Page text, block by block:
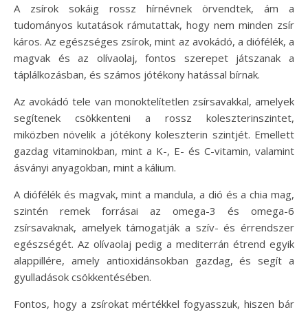
A zsírok sokáig rossz hírnévnek örvendtek, ám a
tudományos kutatások rámutattak, hogy nem minden zsír
káros. Az egészséges zsírok, mint az avokádó, a diófélék, a
magvak és az olívaolaj, fontos szerepet játszanak a
táplálkozásban, és számos jótékony hatással bírnak.
Az avokádó tele van monoktelítetlen zsírsavakkal, amelyek
segítenek csökkenteni a rossz koleszterinszintet,
miközben növelik a jótékony koleszterin szintjét. Emellett
gazdag vitaminokban, mint a K-, E- és C-vitamin, valamint
ásványi anyagokban, mint a kálium.
A diófélék és magvak, mint a mandula, a dió és a chia mag,
szintén remek forrásai az omega-3 és omega-6
zsírsavaknak, amelyek támogatják a szív- és érrendszer
egészségét. Az olívaolaj pedig a mediterrán étrend egyik
alappillére, amely antioxidánsokban gazdag, és segít a
gyulladások csökkentésében.
Fontos, hogy a zsírokat mértékkel fogyasszuk, hiszen bár